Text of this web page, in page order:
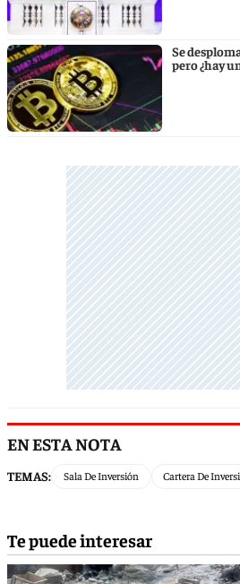
Se
pero ¿hay
EN ESTA NOTA
TEMAS: Sala De Inversión Cartera De